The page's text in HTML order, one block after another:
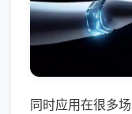
同时应用在很多